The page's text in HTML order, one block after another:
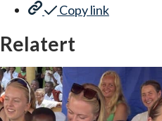
Copy link
Relatert